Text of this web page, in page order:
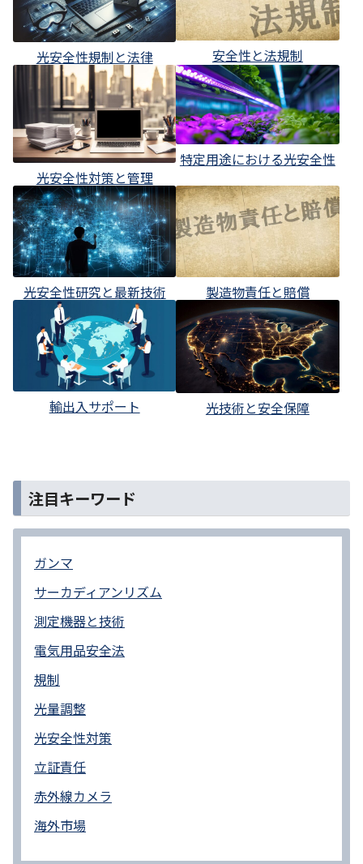
光安全性規制と法律 安全性と法規制
光安全性対策と管理
特定用途における光安全性
光安全性研究と最新技術 製造物責任と賠償
輸出入サポート 光技術と安全保障
注目キーワード
ガンマ
サーカディアンリズム
測定機器と技術
電気用品安全法
規制
光量調整
光安全性対策
立証責任
赤外線カメラ
海外市場